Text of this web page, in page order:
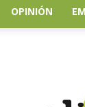
OPINIÓN